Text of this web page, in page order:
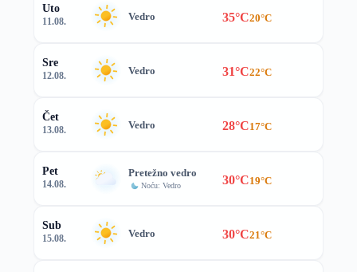
Uto
11.08. Vedro 35°C20°C
Sre
12.08. Vedro 31°C22°C
Čet
13.08. Vedro 28°C17°C
Pet
14.08.
Pretežno vedro
Noću: Vedro 30°C19°C
Sub
15.08. Vedro 30°C21°C